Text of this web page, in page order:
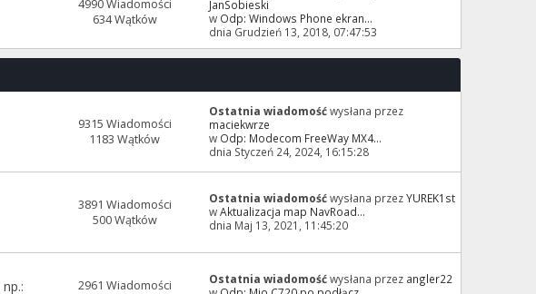
4990 Wiadomości
634 Wątków
JanSobieski
w Odp: Windows Phone ekran...
dnia Grudzień 13, 2018, 07:47:53
9315 Wiadomości
1183 Wątków
Ostatnia wiadomośćwysłana przez
maciekwrze
w Odp: Modecom FreeWay MX4...
dnia Styczeń 24, 2024, 16:15:28
3891 Wiadomości
500 Wątków
Ostatnia wiadomośćwysłana przezYUREK1st
wAktualizacja map NavRoad...
dnia Maj 13, 2021, 11:45:20
np.:
2961 Wiadomości
Ostatnia wiadomośćwysłana przez angler22